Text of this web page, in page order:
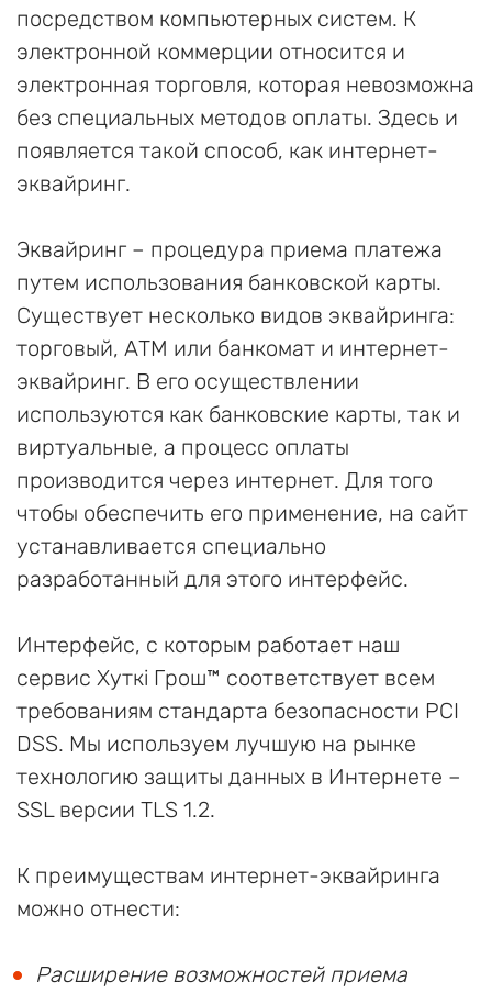
посредством компьютерных систем. К
электронной коммерции относится и
электронная торговля, которая невозможна
без специальных методов оплаты. Здесь и
появляется такой способ, как интернет-
эквайринг.
Эквайринг – процедура приема платежа
путем использования банковской карты.
Существует несколько видов эквайринга:
торговый, АТМ или банкомат и интернет-
эквайринг. В его осуществлении
используются как банковские карты, так и
виртуальные, а процесс оплаты
производится через интернет. Для того
чтобы обеспечить его применение, на сайт
устанавливается специально
разработанный для этого интерфейс.
Интерфейс, с которым работает наш
сервис Хуткi Грош™ соответствует всем
требованиям стандарта безопасности PCI
DSS. Мы используем лучшую на рынке
технологию защиты данных в Интернете –
SSL версии TLS 1.2.
К преимуществам интернет-эквайринга
можно отнести:
Расширение возможностей приема